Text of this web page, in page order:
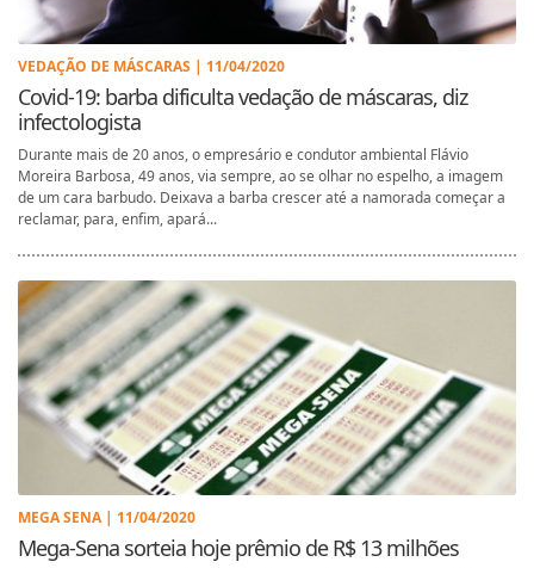
VEDAÇÃO DE MÁSCARAS | 11/04/2020
Covid-19: barba dificulta vedação de máscaras, diz
infectologista
Durante mais de 20 anos, o empresário e condutor ambiental Flávio
Moreira Barbosa, 49 anos, via sempre, ao se olhar no espelho, a imagem
de um cara barbudo. Deixava a barba crescer até a namorada começar a
reclamar, para, enfim, apará...
MEGA SENA | 11/04/2020
Mega-Sena sorteia hoje prêmio de R$ 13 milhões